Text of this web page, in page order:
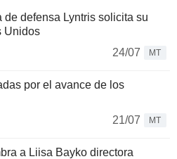
de defensa Lyntris solicita su
Unidos
24/07
MT
por el avance de los
21/07
MT
a Liisa Bayko directora